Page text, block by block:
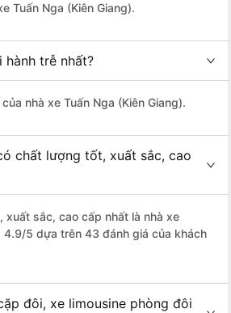
Tuấn Nga (Kiên Giang).
hành trễ nhất?
nhà xe Tuấn Nga (Kiên Giang).
chất lượng tốt, xuất sắc, cao
xuất sắc, cao cấp nhất là nhà xe
4.9/5 dựa trên 43 đánh giá của khách
đôi, xe limousine phòng đôi